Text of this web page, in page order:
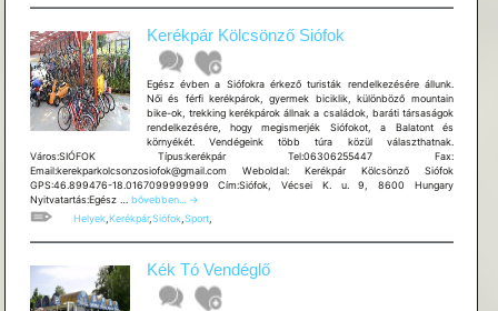
Kerékpár Kölcsönző Siófok
Egész évben a Siófokra érkező turisták rendelkezésére állunk.
Női és férfi kerékpárok, gyermek biciklik, különböző mountain
bike-ok, trekking kerékpárok állnak a családok, baráti társaságok
rendelkezésére, hogy megismerjék Siófokot, a Balatont és
környékét. Vendégeink több túra közül választhatnak.
Város:SIÓFOK Típus:kerékpár Tel:06306255447 Fax:
Email:kerekparkolcsonzosiofok@gmail.com Weboldal: Kerékpár Kölcsönző Siófok
GPS:46.899476-18.0167099999999 Cím:Siófok, Vécsei K. u. 9, 8600 Hungary
Nyitvatartás:Egész … Kerékpár
Kölcsönző
Siófok
bővebben... →
Helyek, Kerékpár,Siófok, Sport,
Kék Tó Vendéglő